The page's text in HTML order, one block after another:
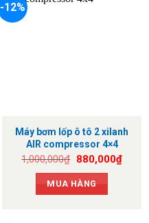
-12%
Máy bơm lốp ô tô 2 xilanh
AIR compressor 4×4
1,000,000₫ Giá
là:
1,000,000₫.
880,000₫Giá
hiện
MUA HÀNG